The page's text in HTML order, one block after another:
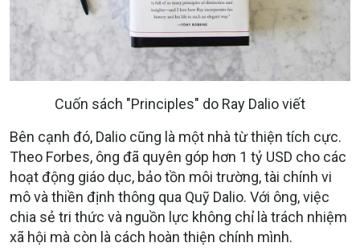
Cuốn sách "Principles" do Ray Dalio viết
Bên cạnh đó, Dalio cũng là một nhà từ thiện tích cực.
Theo Forbes, ông đã quyên góp hơn 1 tỷ USD cho các
hoạt động giáo dục, bảo tồn môi trường, tài chính vi
mô và thiền định thông qua Quỹ Dalio. Với ông, việc
chia sẻ tri thức và nguồn lực không chỉ là trách nhiệm
xã hội mà còn là cách hoàn thiện chính mình.